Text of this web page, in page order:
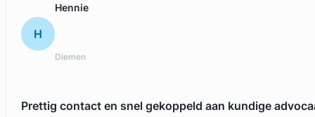
H
Hennie
Diemen
Prettig contact en snel gekoppeld aan kundige